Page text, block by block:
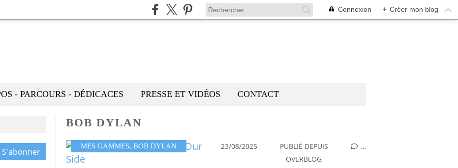
Connexion + Créer mon blog
- PARCOURS - DÉDICACES PRESSE ET VIDÉOS CONTACT
BOB DYLAN
MES GAMMES, BOB DYLAN 23/08/2025
PUBLIÉ DEPUIS
OVERBLOG
…